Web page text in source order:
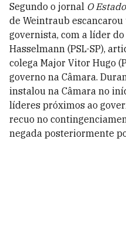
Segundo o jornal O
de Weintraub escancarou
governista, com a líder
Hasselmann (PSL-SP),
colega Major Vitor Hugo
governo na Câmara.
instalou na Câmara no
líderes próximos ao
recuo no
negada posteriormente